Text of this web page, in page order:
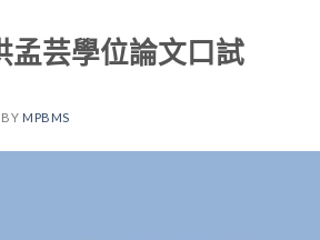
芸學位論文口試
BY MPBMS